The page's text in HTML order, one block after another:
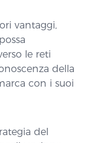
vantaggi,
le reti
della
con i suoi
del